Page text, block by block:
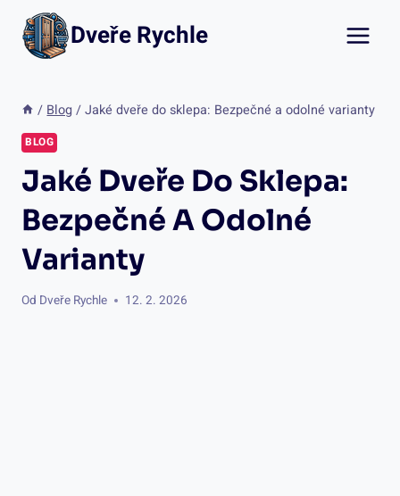
Přeskočit
obsah
Dveře Rychle
/ Blog / Jaké dveře do sklepa: Bezpečné a odolné varianty
BLOG
Jaké Dveře Do Sklepa:
Bezpečné A Odolné
Varianty
Od Dveře Rychle 12. 2. 2026